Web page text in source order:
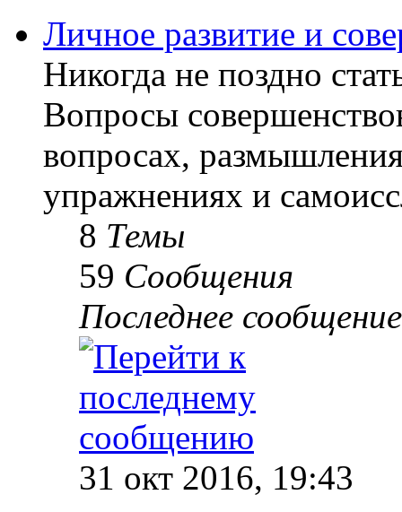
Личное развитие и
Никогда не поздно
Вопросы
вопросах,
упражнениях и
8 Темы
59 Сообщения
Последнее сообщение
31 окт 2016, 19:43